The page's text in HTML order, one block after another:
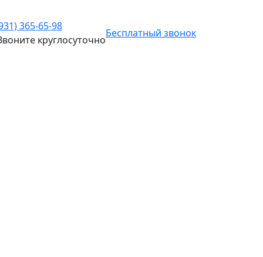
365-65-98
круглосуточно
Бесплатный звонок